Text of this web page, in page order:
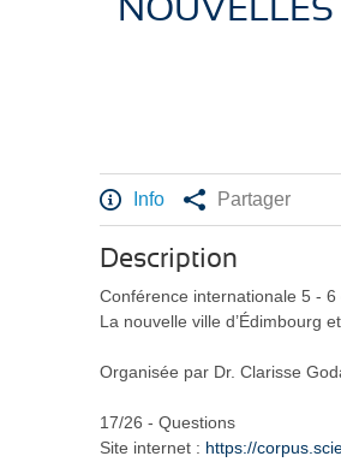
NOUVELLES
Info Partager
Description
Conférence internationale 5 -
La nouvelle ville d’Édimbourg
Organisée par Dr. Clarisse
17/26 - Questions
Site internet : https://